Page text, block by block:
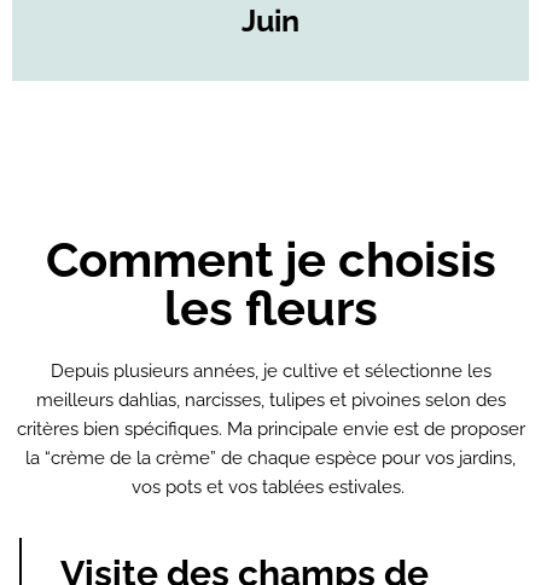
Juin
Comment je choisis
les fleurs
Depuis plusieurs années, je cultive et sélectionne les
meilleurs dahlias, narcisses, tulipes et pivoines selon des
critères bien spécifiques. Ma principale envie est de proposer
la “crème de la crème” de chaque espèce pour vos jardins,
vos pots et vos tablées estivales.
Visite des champs de